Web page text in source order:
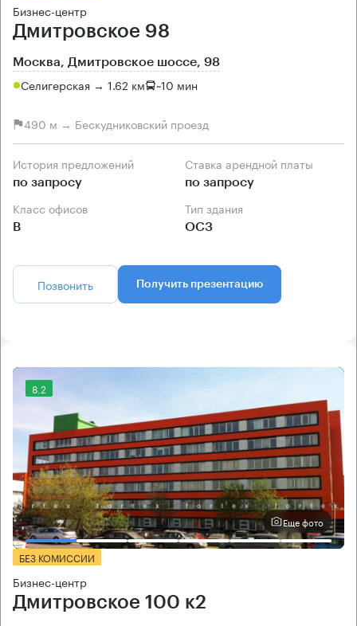
Бизнес-центр
Дмитровское 98
Москва, Дмитровское шоссе, 98
Селигерская → 1.62 км ~10 мин
490 м → Бескудниковский проезд
История предложений
по запросу
Ставка арендной платы
по запросу
Класс офисов
B
Тип здания
ОСЗ
Позвонить Получить презентацию
8.2
Еще фото
БЕЗ КОМИССИИ
Бизнес-центр
Дмитровское 100 к2